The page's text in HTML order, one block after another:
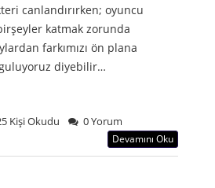
canlandırırken; oyuncu
katmak zorunda
farkımızı ön plana
diyebilir…
Kişi Okudu
0 Yorum
Devamını Oku